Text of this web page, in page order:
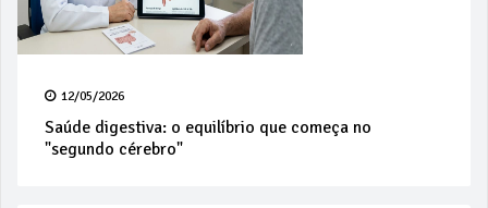
12/05/2026
Saúde digestiva: o equilíbrio que começa no
"segundo cérebro"